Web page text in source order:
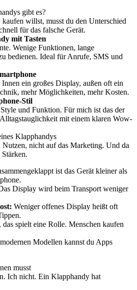
gibt es?
willst, musst du den Unterschied
für das falsche Gerät.
mit Tasten
Wenige Funktionen, lange
bedienen. Ideal für Anrufe, SMS und
ein großes Display, außen oft ein
mehr Möglichkeiten, mehr Kosten.
Stil
und Funktion. Für mich ist das der
mit einem klaren Wow-
Klapphandys
Nutzen, nicht auf das Marketing. Und da
ist das Gerät kleiner als
Display wird beim Transport weniger
Weniger offenes Display heißt oft
das spielt eine Rolle. Menschen kaufen
Modellen kannst du Apps
musst
Ich nicht. Ein Klapphandy hat